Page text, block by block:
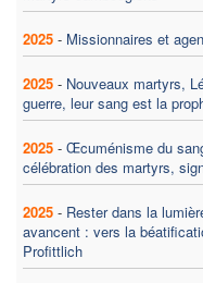
2025 - Missionnaires et
2025 - Nouveaux martyrs,
guerre, leur sang est la
2025 - Œcuménisme du
célébration des martyrs,
2025 - Rester dans la
avancent : vers la
Profittlich